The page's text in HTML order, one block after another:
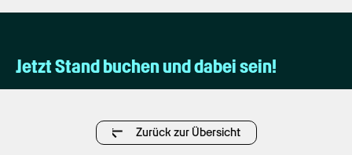
Jetzt Stand buchen und dabei sein!
Zurück zur Übersicht